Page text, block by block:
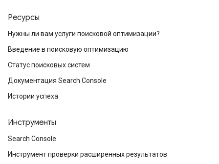
Ресурсы
Нужны ли вам услуги поисковой оптимизации?
Введение в поисковую оптимизацию
Статус поисковых систем
Документация Search Console
Истории успеха
Инструменты
Search Console
Инструмент проверки расширенных результатов